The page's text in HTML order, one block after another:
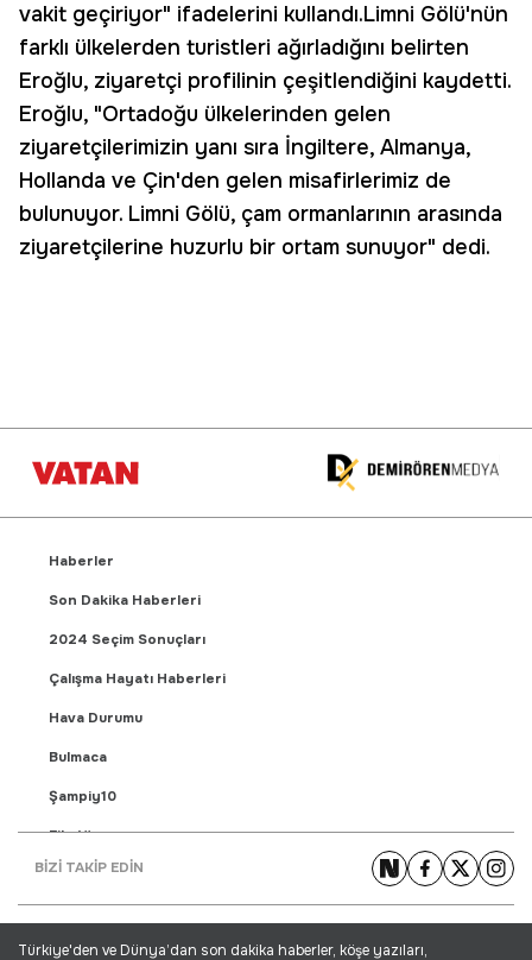
vakit geçiriyor" ifadelerini kullandı.Limni Gölü'nün
farklı ülkelerden turistleri ağırladığını belirten
Eroğlu, ziyaretçi profilinin çeşitlendiğini kaydetti.
Eroğlu, "Ortadoğu ülkelerinden gelen
ziyaretçilerimizin yanı sıra İngiltere, Almanya,
Hollanda ve Çin'den gelen misafirlerimiz de
bulunuyor. Limni Gölü, çam ormanlarının arasında
ziyaretçilerine huzurlu bir ortam sunuyor" dedi.
Haberler
Son Dakika Haberleri
2024 Seçim Sonuçları
Çalışma Hayatı Haberleri
Hava Durumu
Bulmaca
Şampiy10
Fikstür
Puan Durumu
Yaşam Haberleri
BİZİ TAKİP EDİN
Türkiye'den ve Dünya’dan son dakika haberler, köşe yazıları,